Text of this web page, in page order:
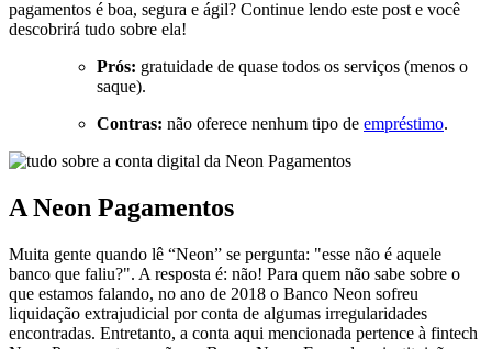
pagamentos é boa, segura e ágil? Continue lendo este post e você
descobrirá tudo sobre ela!
Prós: gratuidade de quase todos os serviços (menos o
saque).
Contras: não oferece nenhum tipo de empréstimo.
A Neon Pagamentos
Muita gente quando lê “Neon” se pergunta: "esse não é aquele
banco que faliu?". A resposta é: não! Para quem não sabe sobre o
que estamos falando, no ano de 2018 o Banco Neon sofreu
liquidação extrajudicial por conta de algumas irregularidades
encontradas. Entretanto, a conta aqui mencionada pertence à fintech